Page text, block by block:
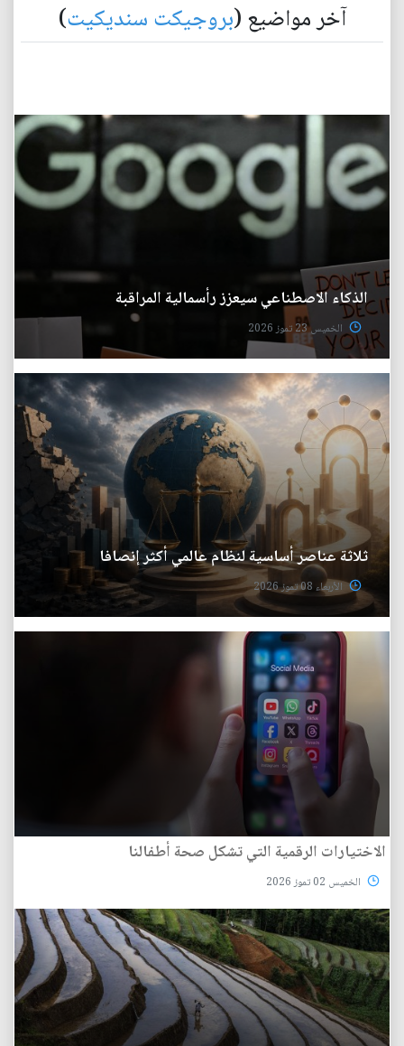
آخر مواضيع (بروجيكت سنديكيت)
الذكاء الاصطناعي سيعزز رأسمالية المراقبة
الخميس 23 تموز 2026
ثلاثة عناصر أساسية لنظام عالمي أكثر إنصافا
الأربعاء 08 تموز 2026
الاختيارات الرقمية التي تشكل صحة أطفالنا
الخميس 02 تموز 2026